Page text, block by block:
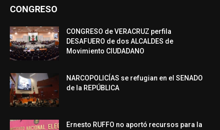
CONGRESO
CONGRESO de VERACRUZ perfila
DESAFUERO de dos ALCALDES de
Movimiento CIUDADANO
NARCOPOLICÍAS se refugian en el SENADO
de la REPÚBLICA
Ernesto RUFFO no aportó recursos para la